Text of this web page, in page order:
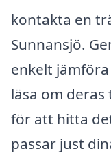
kontakta en
Sunnansjö.
enkelt
läsa om
för att hitta
passar just